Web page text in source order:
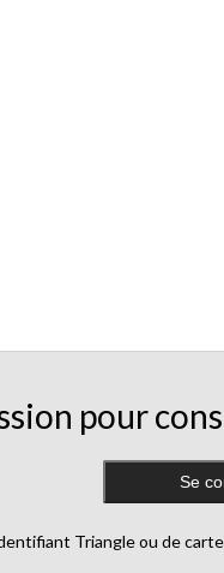
pour
Se
Triangle ou de